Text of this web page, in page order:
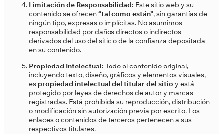
Limitación de Responsabilidad: Este sitio web y su
contenido se ofrecen“tal como están”, sin garantías de
ningún tipo, expresas o implícitas. No asumimos
responsabilidad por daños directos o indirectos
derivados del uso del sitio o de la confianza depositada
en su contenido.
Propiedad Intelectual: Todo el contenido original,
incluyendo texto, diseño, gráficos y elementos visuales,
es propiedad intelectual del titular del sitio y está
protegido por leyes de derechos de autor y marcas
registradas. Está prohibida su reproducción, distribución
o modificación sin autorización previa por escrito. Los
enlaces o contenidos de terceros pertenecen a sus
respectivos titulares.